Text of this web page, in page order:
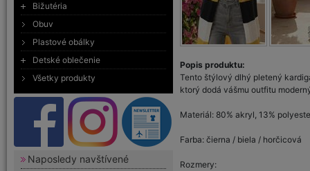
Bižutéria
Obuv
Plastové obálky
Detské oblečenie
Všetky produkty
Naposledy navštívené
Popis produktu:
Tento štýlový dlhý pletený
ktorý dodá vášmu outfitu
Materiál: 80% akryl, 13%
Farba: čierna / biela / horčicová
Rozmery: